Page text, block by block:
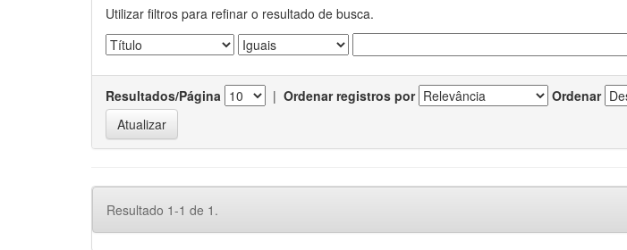
Utilizar filtros para refinar o resultado de busca.
Resultados/Página | Ordenar registros por Ordenar
Resultado 1-1 de 1.